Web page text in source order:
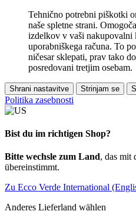
Tehnično potrebni piškotki
naše spletne strani.
izdelkov v vaši nakupovalni
uporabniškega računa. To
ničesar sklepati, prav tako
posredovani tretjim osebam.
Shrani nastavitve Strinjam se
Politika zasebnosti
Bist du im richtigen Shop?
Bitte wechsle zum Land, das mit
übereinstimmt.
Zu Ecco Verde International
Anderes Lieferland wählen